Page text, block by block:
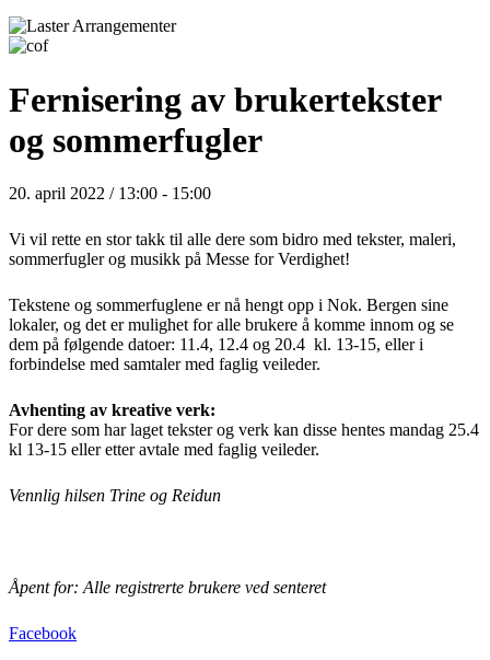
Fernisering av brukertekster
og sommerfugler
20. april 2022 / 13:00 - 15:00
Vi vil rette en stor takk til alle dere som bidro med tekster, maleri,
sommerfugler og musikk på Messe for Verdighet!
Tekstene og sommerfuglene er nå hengt opp i Nok. Bergen sine
lokaler, og det er mulighet for alle brukere å komme innom og se
dem på følgende datoer: 11.4, 12.4 og 20.4 kl. 13-15, eller i
forbindelse med samtaler med faglig veileder.
Avhenting av kreative verk:
For dere som har laget tekster og verk kan disse hentes mandag 25.4
kl 13-15 eller etter avtale med faglig veileder.
Vennlig hilsen Trine og Reidun
Åpent for: Alle registrerte brukere ved senteret
Facebook